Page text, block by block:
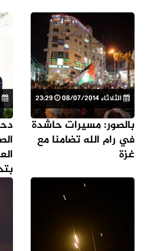
الثلاثاء 08/07/2014
بالصور: مسيرات حاشدة
في رام الله تضامنا مع
غزة